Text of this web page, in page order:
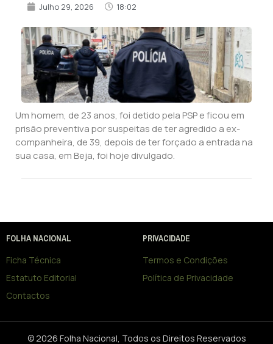
Julho 29, 2026 18:02
Um homem, de 23 anos, foi detido pela PSP e ficou em
prisão preventiva por suspeitas de ter agredido a ex-
companheira, de 39, depois de ter forçado a entrada na
sua casa, em Beja, foi hoje divulgado.
FOLHA NACIONAL
Ficha Técnica
Estatuto Editorial
Contactos
PRIVACIDADE
Termos e Condições
Política de Privacidade
© 2026 Folha Nacional, Todos os Direitos Reservados